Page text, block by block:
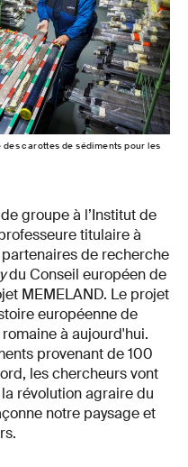
carottes de sédiments pour les
groupe à l’Institut de
titulaire à
partenaires de recherche
du Conseil européen de
MEMELAND. Le projet
européenne de
romaine à aujourd'hui.
provenant de 100
les chercheurs vont
révolution agraire du
notre paysage et